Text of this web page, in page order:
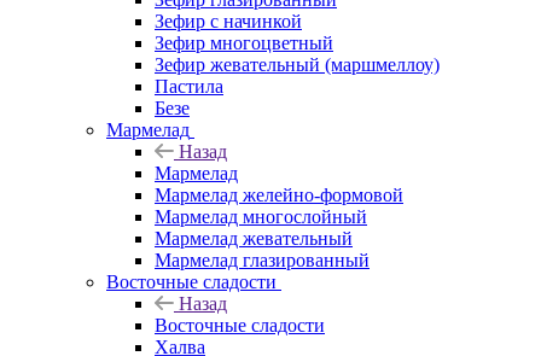
Зефир с начинкой
Зефир многоцветный
Зефир жевательный (маршмеллоу)
Пастила
Безе
Мармелад
Назад
Мармелад
Мармелад желейно-формовой
Мармелад многослойный
Мармелад жевательный
Мармелад глазированный
Восточные сладости
Назад
Восточные сладости
Халва